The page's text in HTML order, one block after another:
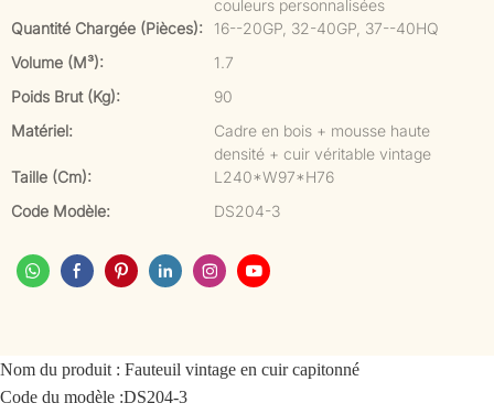
couleurs personnalisées
Quantité Chargée (pièces):
16--20GP, 32-40GP, 37--40HQ
Volume (m³):
1.7
Poids Brut (kg):
90
Matériel:
Cadre en bois + mousse haute
densité + cuir véritable vintage
Taille (cm):
L240*W97*H76
Code Modèle:
DS204-3
Nom du produit : Fauteuil vintage en cuir capitonné
Code du modèle :DS204-3